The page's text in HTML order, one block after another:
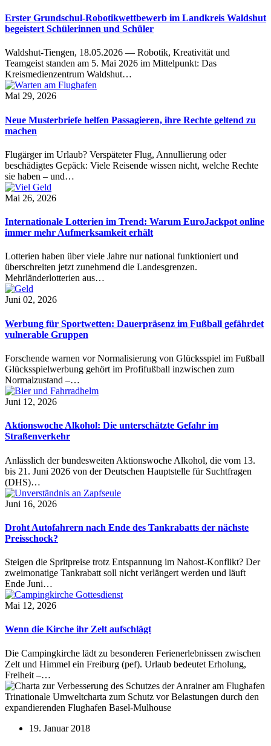
Erster Grundschul-Robotikwettbewerb im Landkreis Waldshut
begeistert Schülerinnen und Schüler
Waldshut-Tiengen, 18.05.2026 — Robotik, Kreativität und
Teamgeist standen am 5. Mai 2026 im Mittelpunkt: Das
Kreismedienzentrum Waldshut…
Mai 29, 2026
Neue Musterbriefe helfen Passagieren, ihre Rechte geltend zu
machen
Flugärger im Urlaub? Verspäteter Flug, Annullierung oder
beschädigtes Gepäck: Viele Reisende wissen nicht, welche Rechte
sie haben – und…
Mai 26, 2026
Internationale Lotterien im Trend: Warum EuroJackpot online
immer mehr Aufmerksamkeit erhält
Lotterien haben über viele Jahre nur national funktioniert und
überschreiten jetzt zunehmend die Landesgrenzen.
Mehrländerlotterien aus…
Juni 02, 2026
Werbung für Sportwetten: Dauerpräsenz im Fußball gefährdet
vulnerable Gruppen
Forschende warnen vor Normalisierung von Glücksspiel im Fußball
Glücksspielwerbung gehört im Profifußball inzwischen zum
Normalzustand –…
Juni 12, 2026
Aktionswoche Alkohol: Die unterschätzte Gefahr im
Straßenverkehr
Anlässlich der bundesweiten Aktionswoche Alkohol, die vom 13.
bis 21. Juni 2026 von der Deutschen Hauptstelle für Suchtfragen
(DHS)…
Juni 16, 2026
Droht Autofahrern nach Ende des Tankrabatts der nächste
Preisschock?
Steigen die Spritpreise trotz Entspannung im Nahost-Konflikt? Der
zweimonatige Tankrabatt soll nicht verlängert werden und läuft
Ende Juni…
Mai 12, 2026
Wenn die Kirche ihr Zelt aufschlägt
Die Campingkirche lädt zu besonderen Ferienerlebnissen zwischen
Zelt und Himmel ein Freiburg (pef). Urlaub bedeutet Erholung,
Freiheit –…
Trinationale Umweltcharta zum Schutz vor Belastungen durch den
expandierenden Flughafen Basel-Mulhouse
19. Januar 2018